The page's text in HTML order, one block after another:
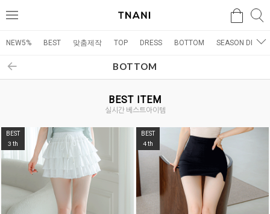
메
검색
NEW5% BEST 맞춤제작 TOP DRESS BOTTOM SEASON DRESS
BOTTOM
BEST ITEM
실시간 베스트아이템
BEST
3 th
BEST
4th